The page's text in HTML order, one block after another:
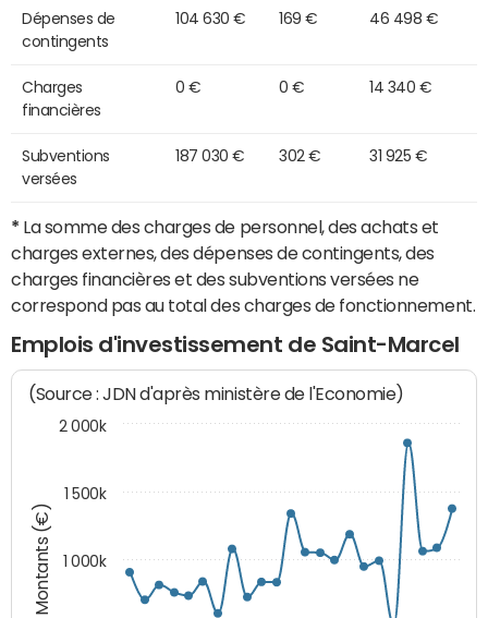
Dépenses de
contingents
104 630 € 169 € 46 498 €
Charges
financières
0 € 0 € 14 340 €
Subventions
versées
187 030 € 302 € 31 925 €
* La somme des charges de personnel, des achats et
charges externes, des dépenses de contingents, des
charges financières et des subventions versées ne
correspond pas au total des charges de fonctionnement.
Emplois d'investissement de Saint-Marcel
Montants (€)
(Source : JDN d'après ministère de l'Economie)
1 000k
1 500k
2 000k